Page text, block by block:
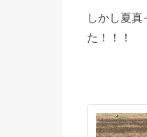
しかし夏
た！！！